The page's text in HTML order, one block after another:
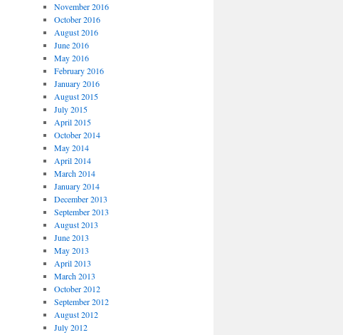
November 2016
October 2016
August 2016
June 2016
May 2016
February 2016
January 2016
August 2015
July 2015
April 2015
October 2014
May 2014
April 2014
March 2014
January 2014
December 2013
September 2013
August 2013
June 2013
May 2013
April 2013
March 2013
October 2012
September 2012
August 2012
July 2012